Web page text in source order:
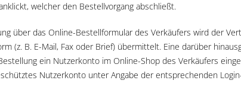
welcher den Bestellvorgang abschließt.
über das Online-Bestellformular des Verkäufers wird der
(z. B. E-Mail, Fax oder Brief) übermittelt. Eine darüber
ein Nutzerkonto im Online-Shop des Verkäufers
Nutzerkonto unter Angabe der entsprechenden